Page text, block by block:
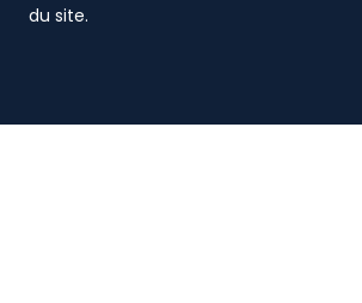
du site.